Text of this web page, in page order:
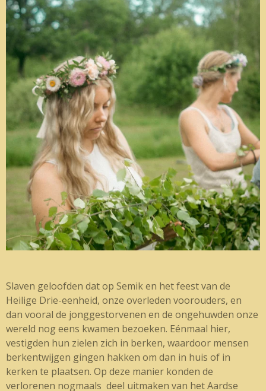
Slaven geloofden dat op Semik en het feest van de
Heilige Drie-eenheid, onze overleden voorouders, en
dan vooral de jonggestorvenen en de ongehuwden onze
wereld nog eens kwamen bezoeken. Eénmaal hier,
vestigden hun zielen zich in berken, waardoor mensen
berkentwijgen gingen hakken om dan in huis of in
kerken te plaatsen. Op deze manier konden de
verlorenen nogmaals deel uitmaken van het Aardse